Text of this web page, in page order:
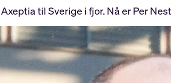
til Sverige i fjor. Nå er Per